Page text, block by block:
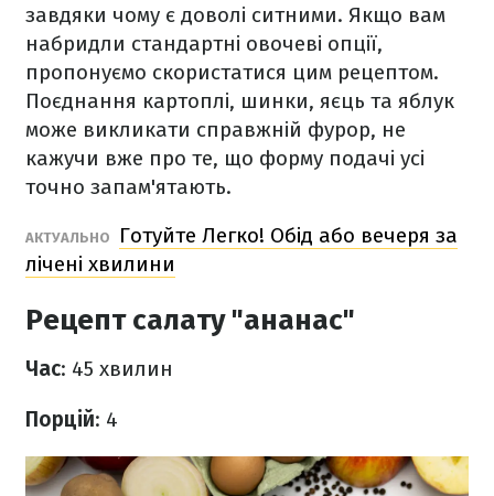
завдяки чому є доволі ситними. Якщо вам
набридли стандартні овочеві опції,
пропонуємо скористатися цим рецептом.
Поєднання картоплі, шинки, яєць та яблук
може викликати справжній фурор, не
кажучи вже про те, що форму подачі усі
точно запам'ятають.
АКТУАЛЬНО
Готуйте Легко! Обід або вечеря за
лічені хвилини
Рецепт салату "ананас"
Час: 45 хвилин
Порцій: 4